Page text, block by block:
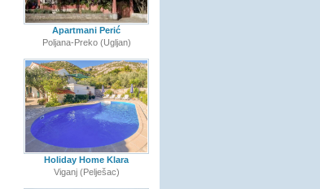
Apartmani Perić
Poljana-Preko (Ugljan)
Holiday Home Klara
Viganj (Pelješac)